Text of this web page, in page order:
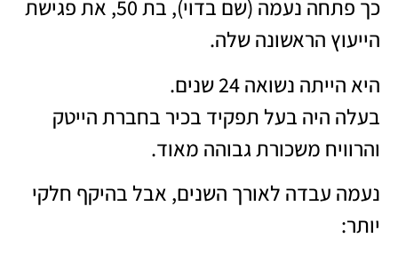
כך פתחה נעמה (שם בדוי), בת 50, את פגישת
הייעוץ הראשונה שלה.
היא הייתה נשואה 24 שנים.
בעלה היה בעל תפקיד בכיר בחברת הייטק
והרוויח משכורת גבוהה מאוד.
נעמה עבדה לאורך השנים, אבל בהיקף חלקי
יותר: